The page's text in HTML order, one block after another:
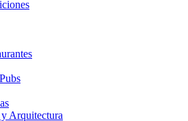
Arquitectura